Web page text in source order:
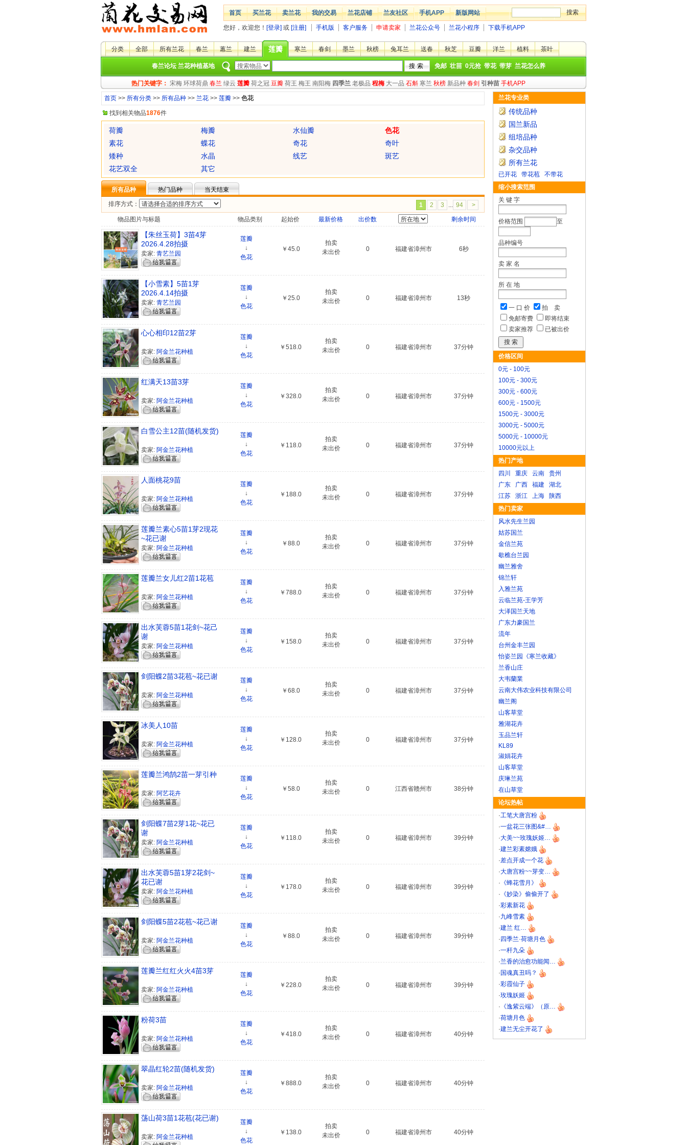
首页 买兰花 卖兰花 我的交易 兰花店铺 兰友社区 手机APP 新版网站
您好，欢迎您！ [登录] 或 [注册] 手机版 客户服务 申请卖家 兰花公众号 兰花小程序 下载手机APP
分类 全部 所有兰花 春兰 蕙兰 建兰 莲瓣 寒兰 春剑 墨兰 秋榜 兔耳兰 送春 秋芝 豆瓣 洋兰 植料 茶叶
春兰论坛 兰花种植基地 免邮 壮苗 0元抢 带花 带芽 兰花怎么养
热门关键字： 宋梅 环球荷鼎 春兰 绿云 莲瓣 荷之冠 豆瓣 荷王 梅王 南阳梅 四季兰 老极品 程梅 大一品 石斛 寒兰 秋榜 新品种 春剑 引种苗 手机APP
兰花专业类
传统品种
国兰新品
组培品种
杂交品种
所有兰花
已开花 带花苞
不带花
缩小搜索范围
关 键 字
价格范围 至
品种编号
卖 家 名
所 在 地
一 口 价
拍 卖
免邮寄费
即将结束
卖家推荐
已被出价
价格区间
0元 - 100元
100元 - 300元
300元 - 600元
600元 - 1500元
1500元 - 3000元
3000元 - 5000元
5000元 - 10000元
10000元以上
热门产地
四川
重庆 云南
贵州
广东
广西 福建
湖北
江苏
浙江 上海
陕西
热门卖家
风水先生兰园
姑苏国兰
金信兰苑
歇樵台兰园
幽兰雅舍
锦兰轩
入雅兰苑
云临兰苑-王学芳
大泽国兰天地
广东力豪国兰
流年
台州金丰兰园
怡姿兰园《寒兰收藏》
兰香山庄
大韦蘭業
云南大伟农业科技有限公司
幽兰阁
山客草堂
雅湖花卉
玉品兰轩
KL89
淑娟花卉
山客草堂
庆琳兰苑
在山草堂
论坛热帖
·工笔大唐宫粉
·一盆花三张图&#…
·大美~~玫瑰妖姬…
·建兰彩素嫦娥
·差点开成一个花
·大唐宫粉~~芽变…
· 《蜂花雪月》
· 《妙染》偷偷开了
·彩素新花
·九峰雪素
·建兰 红…
· 四季兰·荷塘月色
·一杆九朵
·兰香的治愈功能闻…
· 国魂真丑吗？
·彩霞仙子
·玫瑰妖姬
· 《逸紫云端》（原…
·荷塘月色
·建兰无尘开花了
首页 >> 所有分类 >> 所有品种 >> 兰花 >> 莲瓣 >> 色花
找到相关物品1876件
荷瓣 梅瓣 水仙瓣
色花
素花
蝶花 奇花
奇叶
矮种
水晶 线艺
斑艺
花艺双全
其它
所有品种 热门品种
当天结束
排序方式：
1 2 3 ... 94
>
物品图片与标题
物品类别 起始价 最新价格 出价数 剩余时间
【朱丝玉荷】3苗4芽
2026.4.28拍摄
卖家: 青艺兰园
莲瓣
↓
色花
￥45.0
拍卖
未出价
0 福建省漳州市 6秒
【小雪素】5苗1芽
2026.4.14拍摄
卖家: 青艺兰园
莲瓣
↓
色花
￥25.0
拍卖
未出价
0 福建省漳州市 13秒
心心相印12苗2芽
卖家: 阿金兰花种植
莲瓣
↓
色花
￥518.0
拍卖
未出价
0 福建省漳州市 37分钟
红满天13苗3芽
卖家: 阿金兰花种植
莲瓣
↓
色花
￥328.0
拍卖
未出价
0 福建省漳州市 37分钟
白雪公主12苗(随机发货)
卖家: 阿金兰花种植
莲瓣
↓
色花
￥118.0
拍卖
未出价
0 福建省漳州市 37分钟
人面桃花9苗
卖家: 阿金兰花种植
莲瓣
↓
色花
￥188.0
拍卖
未出价
0 福建省漳州市 37分钟
莲瓣兰素心5苗1芽2现花
~花已谢
卖家: 阿金兰花种植
莲瓣
↓
色花
￥88.0
拍卖
未出价
0 福建省漳州市 37分钟
莲瓣兰女儿红2苗1花苞
卖家: 阿金兰花种植
莲瓣
↓
色花
￥788.0
拍卖
未出价
0 福建省漳州市 37分钟
出水芙蓉5苗1花剑~花己
谢
卖家: 阿金兰花种植
莲瓣
↓
色花
￥158.0
拍卖
未出价
0 福建省漳州市 37分钟
剑阳蝶2苗3花苞~花已谢
卖家: 阿金兰花种植
莲瓣
↓
色花
￥68.0
拍卖
未出价
0 福建省漳州市 37分钟
冰美人10苗
卖家: 阿金兰花种植
莲瓣
↓
色花
￥128.0
拍卖
未出价
0 福建省漳州市 37分钟
莲瓣兰鸿鹄2苗一芽引种
卖家: 阿艺花卉
莲瓣
↓
色花
￥58.0
拍卖
未出价
0 江西省赣州市 38分钟
剑阳蝶7苗2芽1花~花已
谢
卖家: 阿金兰花种植
莲瓣
↓
色花
￥118.0
拍卖
未出价
0 福建省漳州市 39分钟
出水芙蓉5苗1芽2花剑~
花已谢
卖家: 阿金兰花种植
莲瓣
↓
色花
￥178.0
拍卖
未出价
0 福建省漳州市 39分钟
剑阳蝶5苗2花苞~花己谢
卖家: 阿金兰花种植
莲瓣
↓
色花
￥88.0
拍卖
未出价
0 福建省漳州市 39分钟
莲瓣兰红红火火4苗3芽
卖家: 阿金兰花种植
莲瓣
↓
色花
￥228.0
拍卖
未出价
0 福建省漳州市 39分钟
粉荷3苗
卖家: 阿金兰花种植
莲瓣
↓
色花
￥418.0
拍卖
未出价
0 福建省漳州市 40分钟
翠晶红轮2苗(随机发货)
卖家: 阿金兰花种植
莲瓣
↓
色花
￥888.0
拍卖
未出价
0 福建省漳州市 40分钟
荡山荷3苗1花苞(花已谢)
卖家: 阿金兰花种植
莲瓣
↓
色花
￥138.0
拍卖
未出价
0 福建省漳州市 40分钟